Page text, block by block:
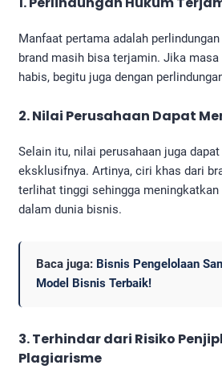
Manfaat pertama adalah
brand masih bisa terjamin. Jika
habis, begitu juga dengan
2. Nilai Perusahaan Dapat
Selain itu, nilai perusahaan juga
eksklusifnya. Artinya, ciri khas dari
terlihat tinggi sehingga meningkatkan
dalam dunia bisnis.
Baca juga: Bisnis Pengelolaan
Model Bisnis Terbaik!
3. Terhindar dari Risiko
Plagiarisme